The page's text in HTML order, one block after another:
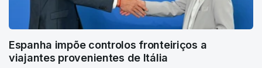
Espanha impõe controlos fronteiriços a
viajantes provenientes de Itália